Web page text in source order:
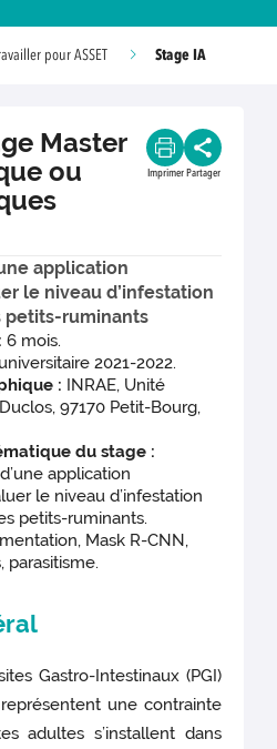
pour ASSET Stage IA
Master
ou
Imprimer Partager
application
le niveau d’infestation
petits-ruminants
: 6 mois.
2021-2022.
: INRAE, Unité
97170 Petit-Bourg,
du stage :
application
le niveau d’infestation
petits-ruminants.
Mask R-CNN,
parasitisme.
Gastro-Intestinaux (PGI)
une contrainte
adultes s’installent dans